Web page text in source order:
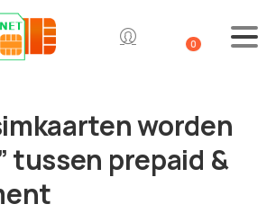
0
worden
tussen prepaid &